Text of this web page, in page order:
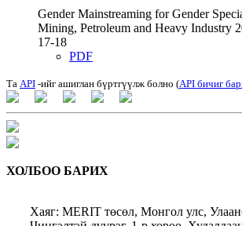
Gender Mainstreaming for Gender
Mining, Petroleum and Heavy Industry
17-18
PDF
Та API -ийг ашиглан бүртгүүлж болно (API бичиг
ХОЛБОО БАРИХ
Хаяг: MERIT төсөл, Монгол улс,